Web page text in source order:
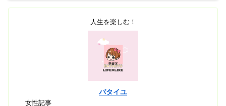
人生を楽しむ！
バタイユ
女性記事